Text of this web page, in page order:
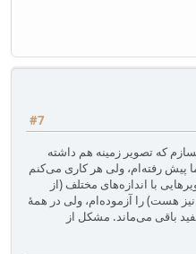
#7
که تصویر زمینه هم داشته
پیش رفته‌ام، ولی هر کاری می‌کنم
با اندازه‌های مختلف (از
پیوست نیز هست) را آزموده‌ام، ولی در همهٔ
باقی می‌ماند. مشکل از